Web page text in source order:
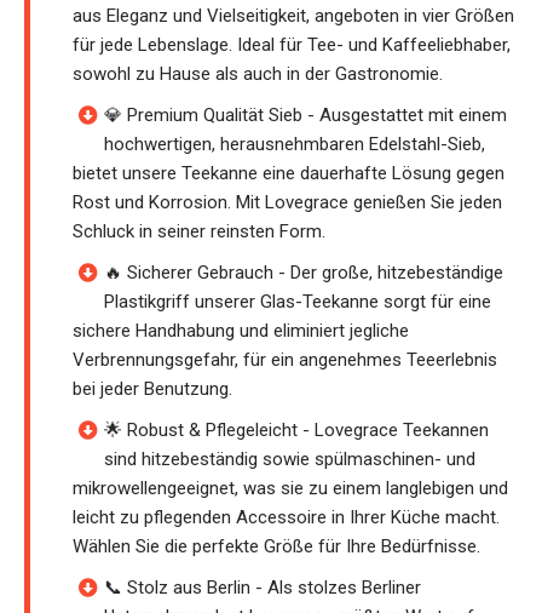
aus Eleganz und Vielseitigkeit, angeboten in vier Größen
für jede Lebenslage. Ideal für Tee- und Kaffeeliebhaber,
sowohl zu Hause als auch in der Gastronomie.
💎 Premium Qualität Sieb - Ausgestattet mit einem
hochwertigen, herausnehmbaren Edelstahl-Sieb,
bietet unsere Teekanne eine dauerhafte Lösung gegen
Rost und Korrosion. Mit Lovegrace genießen Sie jeden
Schluck in seiner reinsten Form.
🔥 Sicherer Gebrauch - Der große, hitzebeständige
Plastikgriff unserer Glas-Teekanne sorgt für eine
sichere Handhabung und eliminiert jegliche
Verbrennungsgefahr, für ein angenehmes Teeerlebnis
bei jeder Benutzung.
🌟 Robust & Pflegeleicht - Lovegrace Teekannen
sind hitzebeständig sowie spülmaschinen- und
mikrowellengeeignet, was sie zu einem langlebigen und
leicht zu pflegenden Accessoire in Ihrer Küche macht.
Wählen Sie die perfekte Größe für Ihre Bedürfnisse.
📞 Stolz aus Berlin - Als stolzes Berliner